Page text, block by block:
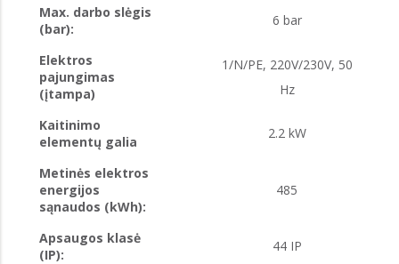
Max. darbo slėgis
(bar):
6 bar
Elektros
pajungimas
(įtampa)
1/N/PE, 220V/230V, 50
Hz
Kaitinimo
elementų galia
2.2 kW
Metinės elektros
energijos
sąnaudos (kWh):
485
Apsaugos klasė
(IP):
44 IP